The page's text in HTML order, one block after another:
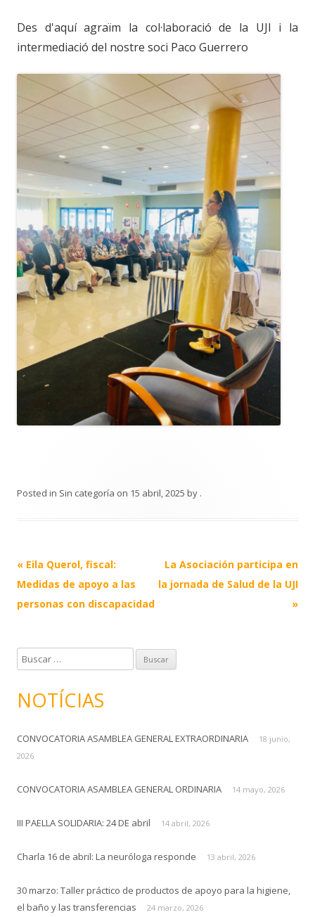
Des d'aquí agraïm la col·laboració de la UJI i la
intermediació del nostre soci Paco Guerrero
Posted in Sin categoría on 15 abril, 2025 by .
Post
navigation
« Eila Querol, fiscal:
Medidas de apoyo a las
personas con discapacidad
La Asociación participa en
la jornada de Salud de la UJI
»
u
c
r
:
NOTÍCIAS
CONVOCATORIA ASAMBLEA GENERAL EXTRAORDINARIA
18 junio,
2026
CONVOCATORIA ASAMBLEA GENERAL ORDINARIA 14 mayo, 2026
III PAELLA SOLIDARIA: 24 DE abril 14 abril, 2026
Charla 16 de abril: La neuróloga responde 13 abril, 2026
30 marzo: Taller práctico de productos de apoyo para la higiene,
el baño y las transferencias
24 marzo, 2026